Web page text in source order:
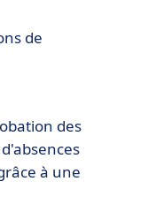
de
des
à une